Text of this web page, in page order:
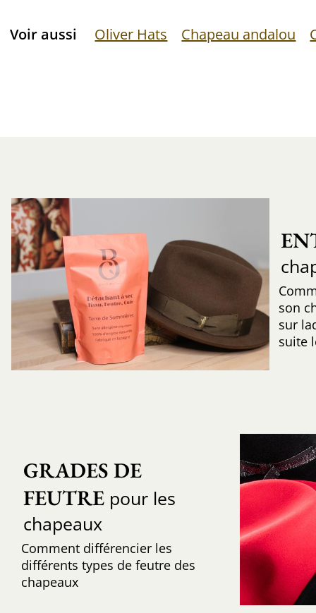
Voir aussi Oliver Hats Chapeau andalou
son
sur
suite
GRADES DE
FEUTREpour les
chapeaux
Comment différencier les
différents types de feutre des
chapeaux